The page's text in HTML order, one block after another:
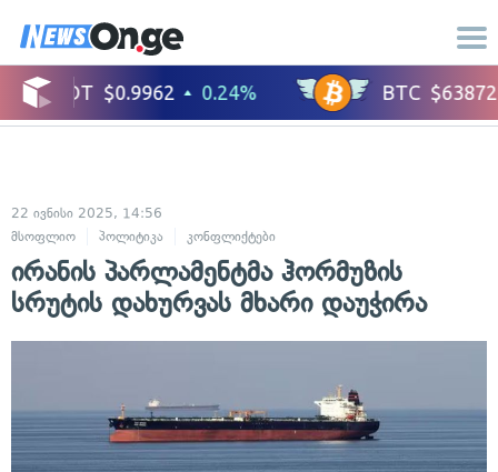
22 ივნისი 2025, 14:56
მსოფლიო
პოლიტიკა კონფლიქტები
ირანის პარლამენტმა ჰორმუზის
სრუტის დახურვას მხარი დაუჭირა